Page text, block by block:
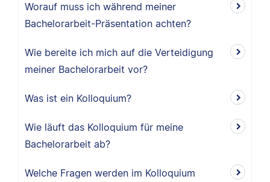
Worauf muss ich während meiner
Bachelorarbeit-Präsentation achten?
Wie bereite ich mich auf die Verteidigung
meiner Bachelorarbeit vor?
Was ist ein Kolloquium?
Wie läuft das Kolloquium für meine
Bachelorarbeit ab?
Welche Fragen werden im Kolloquium